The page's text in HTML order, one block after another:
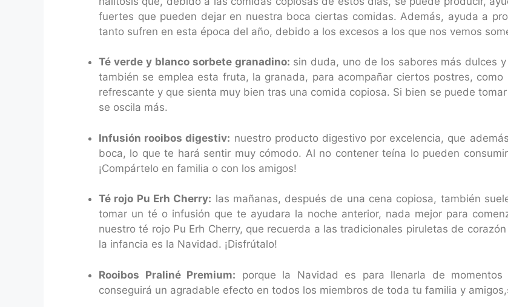
fuertes que pueden dejar en nuestra boca ciertas comidas. Además, ayuda a
tanto sufren en esta época del año, debido a los excesos a los que nos vemos
Té verde y blanco sorbete granadino: sin duda, uno de los sabores más dulces
también se emplea esta fruta, la granada, para acompañar ciertos postres,
refrescante y que sienta muy bien tras una comida copiosa. Si bien se puede
se oscila más.
Infusión rooibos digestiv: nuestro producto digestivo por excelencia, que
boca, lo que te hará sentir muy cómodo. Al no contener teína lo pueden
¡Compártelo en familia o con los amigos!
Té rojo Pu Erh Cherry: las mañanas, después de una cena copiosa, también
tomar un té o infusión que te ayudara la noche anterior, nada mejor para
nuestro té rojo Pu Erh Cherry, que recuerda a las tradicionales piruletas de
la infancia es la Navidad. ¡Disfrútalo!
Rooibos Praliné Premium: porque la Navidad es para llenarla de
conseguirá un agradable efecto en todos los miembros de toda tu familia y